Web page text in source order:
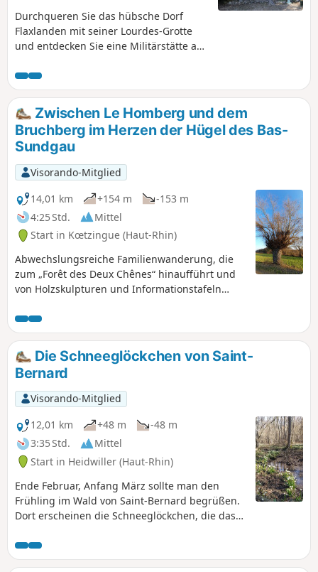
Durchqueren Sie das hübsche Dorf
Flaxlanden mit seiner Lourdes-Grotte
und entdecken Sie eine Militärstätte aus
Zillisheim. Lernen Sie auf den
Entdeckungspfaden entlang der Strecke
etwas über die Natur und genießen Sie
die zahlreichen Aussichtspunkte, die Sie
unterwegs erwarten!
Zwischen Le Homberg und dem
Bruchberg im Herzen der Hügel des Bas-
Sundgau
Visorando-Mitglied
14,01 km
+154 m
-153 m
4:25 Std.
Mittel
Start in Kœtzingue (Haut-Rhin)
Abwechslungsreiche Familienwanderung, die
zum „Forêt des Deux Chênes“ hinaufführt und
von Holzskulpturen und Informationstafeln
Schlierbach, der Rückweg über den Homberg
und den Bioteich von Kœtzingue sowie die
schönen Ausblicke auf die umliegenden
Bergmassive lassen die wenigen kurzen, aber
teilweise steilen Aufstiege vergessen.
Die Schneeglöckchen von Saint-
Bernard
Visorando-Mitglied
12,01 km
+48 m
-48 m
3:35 Std.
Mittel
Start in Heidwiller (Haut-Rhin)
Ende Februar, Anfang März sollte man den
Frühling im Wald von Saint-Bernard begrüßen.
Dort erscheinen die Schneeglöckchen, die das